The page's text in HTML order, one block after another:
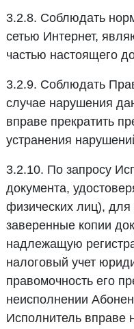
3.2.8. Соблюдать
сетью Интернет,
частью настоящего
3.2.9. Соблюдать
случае нарушения
вправе прекратить
устранения
3.2.10. По запросу
документа,
физических лиц),
заверенные копии
надлежащую
налоговый учет
правомочность его
неисполнении
Исполнитель вправе